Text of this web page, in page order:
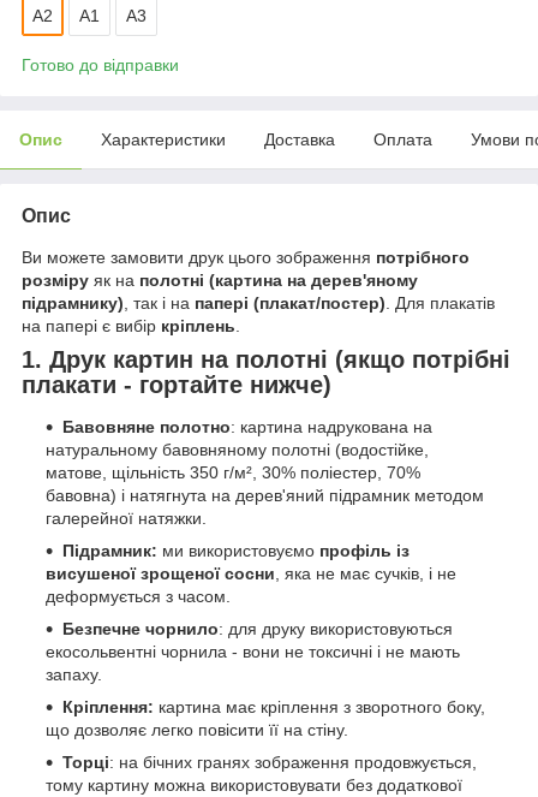
A2 А1 A3
Готово до відправки
Опис Характеристики Доставка Оплата Умови
Опис
Ви можете замовити друк цього зображення потрібного
розміру як на полотні (картина на дерев'яному
підрамнику) , так і на папері (плакат/постер) . Для плакатів
на папері є вибір кріплень
1. Друк картин на полотні (якщо потрібні
плакати - гортайте нижче)
Бавовняне полотно: картина надрукована на
натуральному бавовняному полотні (водостійке,
матове, щільність 350 г/м², 30% поліестер, 70%
бавовна) і натягнута на дерев'яний підрамник методом
галерейної натяжки.
Підрамник: ми використовуємо профіль із
висушеної зрощеної сосни, яка не має сучків, і не
деформується з часом.
Безпечне чорнило: для друку використовуються
екосольвентні чорнила - вони не токсичні і не мають
запаху.
Кріплення: картина має кріплення з зворотного боку,
що дозволяє легко повісити її на стіну.
Торці: на бічних гранях зображення продовжується,
тому картину можна використовувати без додаткової